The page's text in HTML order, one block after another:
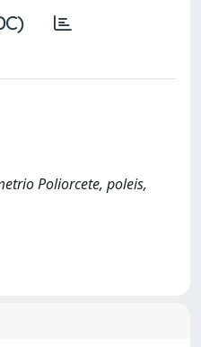
Poliorcete, poleis,